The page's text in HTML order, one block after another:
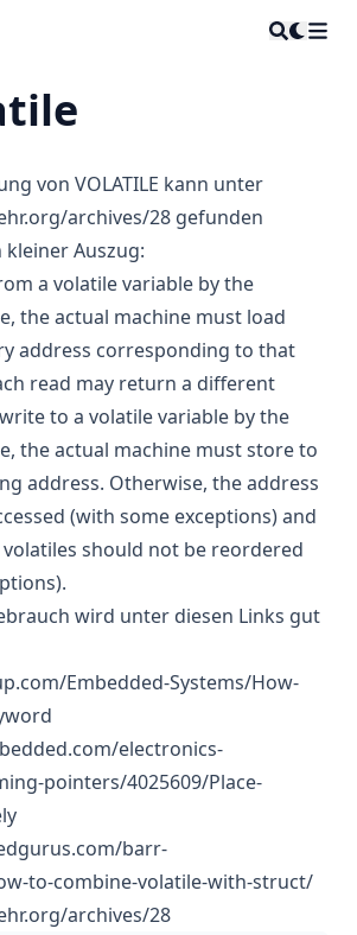
von VOLATILE kann unter
archives/28 gefunden
Auszug:
a volatile variable by the
the actual machine must load
address corresponding to that
read may return a different
to a volatile variable by the
the actual machine must store to
address. Otherwise, the address
(with some exceptions) and
volatiles should not be reordered
wird unter diesen Links gut
Embedded-Systems/How-
electronics-
pointers/4025609/Place-
barr-
to-combine-volatile-with-struct/
archives/28